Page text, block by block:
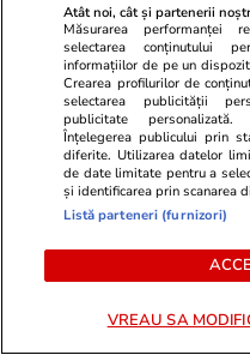
Studiile universitare
politice între prea
și prea puțină practică
Când criminalul de
va muri, crimele Rusiei
Atât noi, cât și partenerii
Măsurarea performanței
selectarea conținutului
informațiilor de pe un
Crearea profilurilor de
selectarea publicității
publicitate personalizată.
Înțelegerea publicului prin
diferite. Utilizarea datelor
de date limitate pentru a
și identificarea prin scanarea
Listă parteneri (furnizori)
VREAU SA